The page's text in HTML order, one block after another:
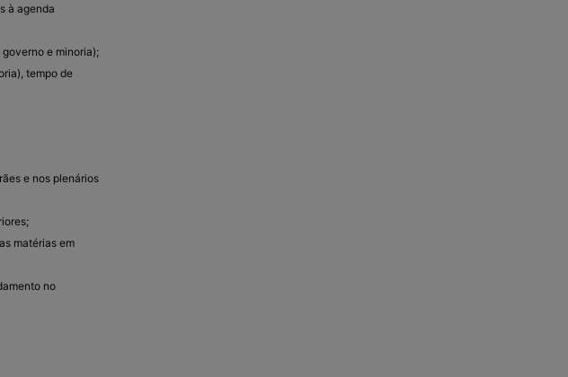
à agenda
e minoria);
tempo de
e nos plenários
matérias em
no